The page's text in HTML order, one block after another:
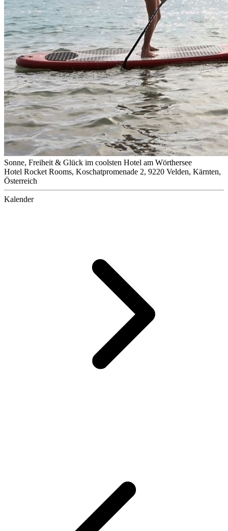
Sonne, Freiheit & Glück im coolsten Hotel am Wörthersee
Hotel Rocket Rooms, Koschatpromenade 2, 9220 Velden, Kärnten,
Österreich
Kalender